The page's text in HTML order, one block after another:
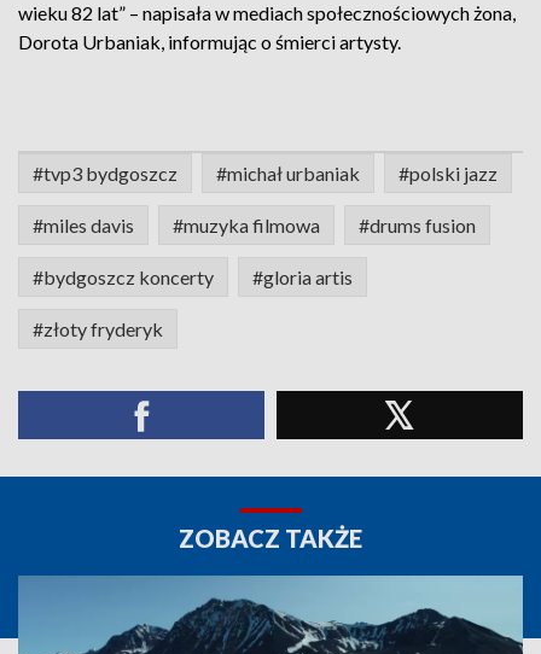
wieku 82 lat” – napisała w mediach społecznościowych żona,
Dorota Urbaniak, informując o śmierci artysty.
#tvp3 bydgoszcz #michał urbaniak #polski jazz
#miles davis #muzyka filmowa #drums fusion
#bydgoszcz koncerty #gloria artis
#złoty fryderyk
ZOBACZ TAKŻE